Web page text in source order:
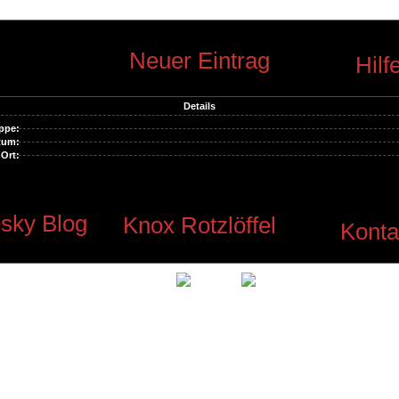
Neuer Eintrag
Details
Ort:
Blog Knox Rotzlöffel